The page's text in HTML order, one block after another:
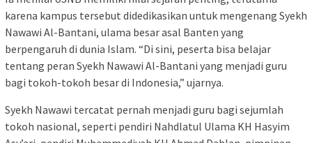
karena kampus tersebut didedikasikan untuk mengenang Syekh
Nawawi Al-Bantani, ulama besar asal Banten yang
berpengaruh di dunia Islam. “Di sini, peserta bisa belajar
tentang peran Syekh Nawawi Al-Bantani yang menjadi guru
bagi tokoh-tokoh besar di Indonesia,” ujarnya.
Syekh Nawawi tercatat pernah menjadi guru bagi sejumlah
tokoh nasional, seperti pendiri Nahdlatul Ulama KH Hasyim